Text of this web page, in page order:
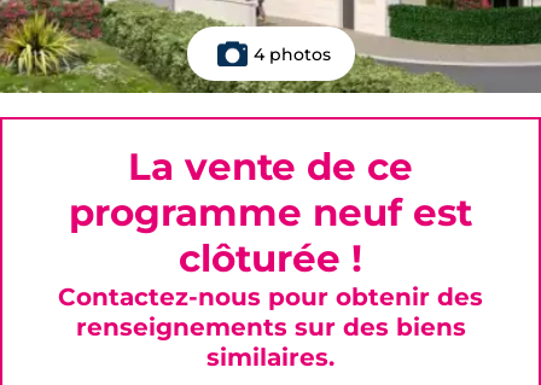
4 photos
La vente de ce
programme neuf est
clôturée !
Contactez-nous pour obtenir des
renseignements sur des biens
similaires.